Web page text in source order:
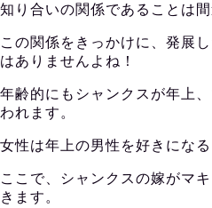
知り合いの関係であることは間
この関係をきっかけに、発展
はありませんよね！
年齢的にもシャンクスが年上
われます。
女性は年上の男性を好きにな
ここで、シャンクスの嫁がマ
きます。